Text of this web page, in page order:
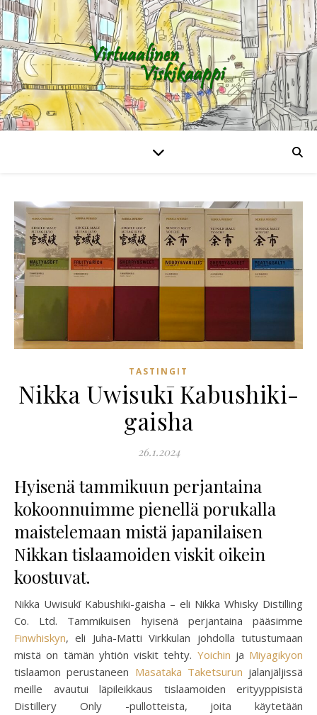
TASTINGIT
Nikka Uwisukī Kabushiki-
gaisha
26.1.2024
Hyisenä tammikuun perjantaina
kokoonnuimme pienellä porukalla
maistelemaan mistä japanilaisen
Nikkan tislaamoiden viskit oikein
koostuvat.
Nikka Uwisukī Kabushiki-gaisha – eli Nikka Whisky Distilling
Co. Ltd. Tammikuisen hyisenä perjantaina pääsimme
Finwhiskyn, eli Juha-Matti Virkkulan johdolla tutustumaan
mistä on tämän yhtiön viskit tehty. Yoichin ja Miyagikyon
tislaamon perustaneen Masataka Taketsurun jalanjäljissä
meille avautui läpileikkaus tislaamoiden erityyppisistä
Distillery Only -pullotteista, joita käytetään